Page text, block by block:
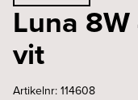
Luna
vit
Artikelnr:114608